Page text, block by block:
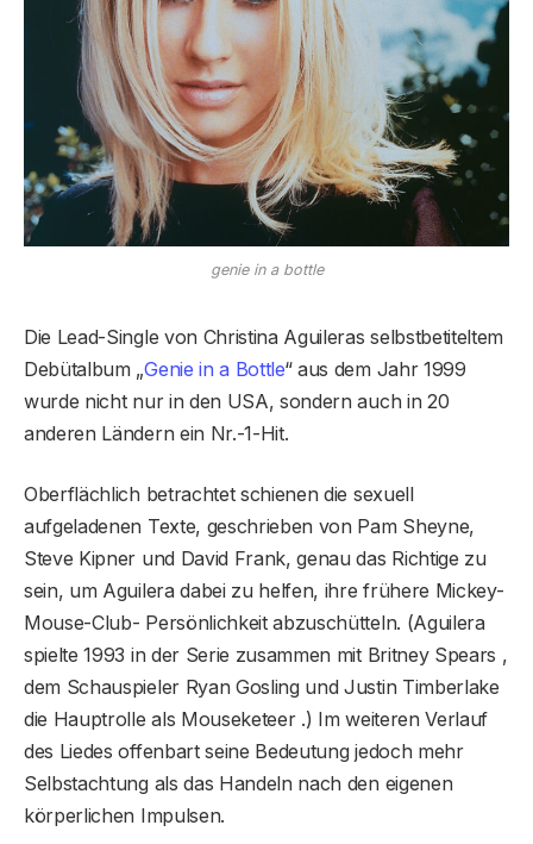
genie in a bottle
Die Lead-Single von Christina Aguileras selbstbetiteltem
Debütalbum „Genie in a Bottle“ aus dem Jahr 1999
wurde nicht nur in den USA, sondern auch in 20
anderen Ländern ein Nr.-1-Hit.
Oberflächlich betrachtet schienen die sexuell
aufgeladenen Texte, geschrieben von Pam Sheyne,
Steve Kipner und David Frank, genau das Richtige zu
sein, um Aguilera dabei zu helfen, ihre frühere Mickey-
Mouse-Club- Persönlichkeit abzuschütteln. (Aguilera
spielte 1993 in der Serie zusammen mit Britney Spears ,
dem Schauspieler Ryan Gosling und Justin Timberlake
die Hauptrolle als Mouseketeer .) Im weiteren Verlauf
des Liedes offenbart seine Bedeutung jedoch mehr
Selbstachtung als das Handeln nach den eigenen
körperlichen Impulsen.